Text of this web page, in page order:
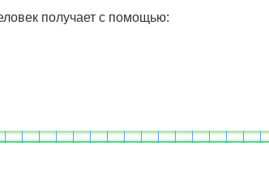
получает с помощью: